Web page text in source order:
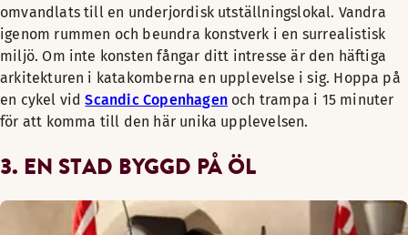
omvandlats till en underjordisk utställningslokal. Vandra
igenom rummen och beundra konstverk i en surrealistisk
miljö. Om inte konsten fångar ditt intresse är den häftiga
arkitekturen i katakomberna en upplevelse i sig. Hoppa på
en cykel vidScandic Copenhagenoch trampa i 15 minuter
för att komma till den här unika upplevelsen.
3. EN STAD BYGGD PÅ ÖL